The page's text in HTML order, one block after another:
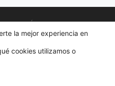
POLÍTICA DE COOKIES
Y CONDICIONES
la mejor experiencia en
cookies utilizamos o